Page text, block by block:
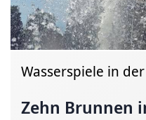
Wasserspiele in
Zehn Brunnen